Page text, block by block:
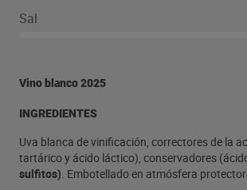
Sal
Vino blanco 2025
INGREDIENTES
Uva blanca de vinificación, correctores de la
tartárico y ácido láctico), conservadores
sulfitos). Embotellado en atmósfera